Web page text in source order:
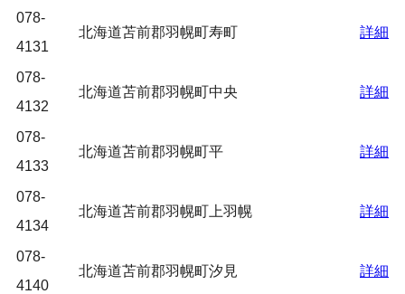
078-
4131
北海道苫前郡羽幌町寿町 詳細
078-
4132
北海道苫前郡羽幌町中央 詳細
078-
4133
北海道苫前郡羽幌町平 詳細
078-
4134
北海道苫前郡羽幌町上羽幌 詳細
078-
4140
北海道苫前郡羽幌町汐見 詳細